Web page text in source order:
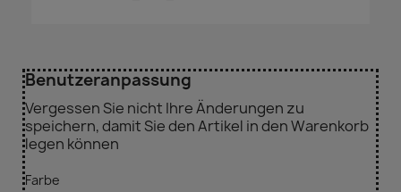
Benutzeranpassung
Vergessen Sie nicht Ihre Änderungen zu
speichern, damit Sie den Artikel in den Warenkorb
legen können
Farbe